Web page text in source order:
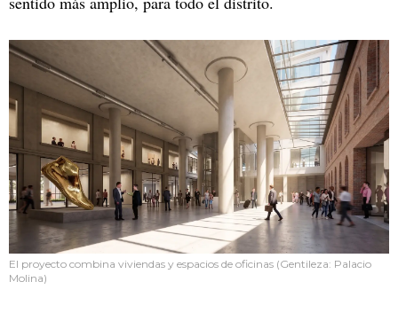
El proyecto combina viviendas y espacios de oficinas (Gentileza: Palacio
Molina)